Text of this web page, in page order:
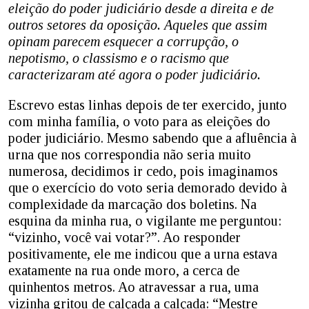
eleição do poder judiciário desde a direita e de
outros setores da oposição. Aqueles que assim
opinam parecem esquecer a corrupção, o
nepotismo, o classismo e o racismo que
caracterizaram até agora o poder judiciário.
Escrevo estas linhas depois de ter exercido, junto
com minha família, o voto para as eleições do
poder judiciário. Mesmo sabendo que a afluência à
urna que nos correspondia não seria muito
numerosa, decidimos ir cedo, pois imaginamos
que o exercício do voto seria demorado devido à
complexidade da marcação dos boletins. Na
esquina da minha rua, o vigilante me perguntou:
“vizinho, você vai votar?”. Ao responder
positivamente, ele me indicou que a urna estava
exatamente na rua onde moro, a cerca de
quinhentos metros. Ao atravessar a rua, uma
vizinha gritou de calçada a calçada: “Mestre